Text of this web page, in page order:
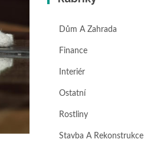
Dům A Zahrada
Finance
Interiér
Ostatní
Rostliny
Stavba A Rekonstrukce